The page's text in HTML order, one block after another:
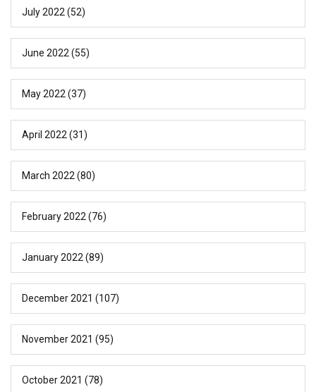
July 2022 (52)
June 2022 (55)
May 2022 (37)
April 2022 (31)
March 2022 (80)
February 2022 (76)
January 2022 (89)
December 2021 (107)
November 2021 (95)
October 2021 (78)